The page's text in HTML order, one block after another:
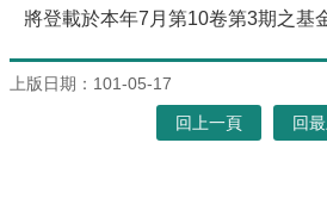
將登載於本年7月第10卷第3期之基
上版日期：101-05-17
回上一頁 回